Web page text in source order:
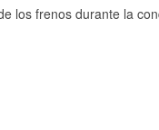
los frenos durante la